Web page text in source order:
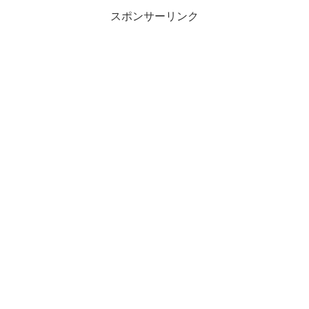
スポンサーリンク